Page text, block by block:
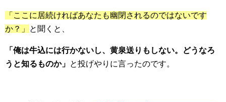
「ここに居続ければあなたも幽閉されるのではないです
か？」
と聞くと、
「俺は牛込には行かないし、黄泉送りもしない。どうなろ
うと知るものか」 と投げやりに言ったのです。